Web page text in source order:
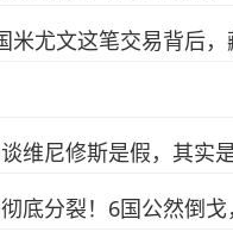
米尤文这笔交易背后
维尼修斯是假，其实
底分裂！6国公然倒